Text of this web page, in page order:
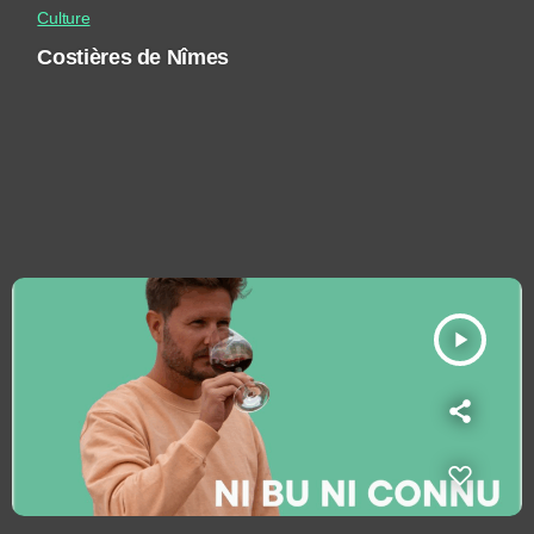
Culture
Costières de Nîmes
play_arrow